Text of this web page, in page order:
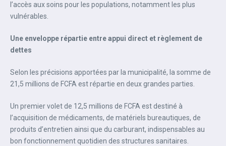
l’accès aux soins pour les populations, notamment les plus
vulnérables.
Une enveloppe répartie entre appui direct et règlement de
dettes
Selon les précisions apportées par la municipalité, la somme de
21,5 millions de FCFA est répartie en deux grandes parties.
Un premier volet de 12,5 millions de FCFA est destiné à
l’acquisition de médicaments, de matériels bureautiques, de
produits d’entretien ainsi que du carburant, indispensables au
bon fonctionnement quotidien des structures sanitaires.